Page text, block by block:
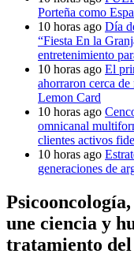
Porteña como
10 horas ago Día
“Fiesta En la
entretenimiento
10 horas ago El
ahorraron cerca
Lemon Card
10 horas ago
omnicanal
clientes activos
10 horas ago
generaciones de
une ciencia y
tratamiento